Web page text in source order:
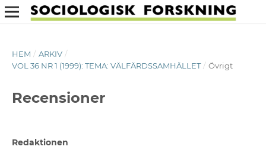
HEM / ARKIV /
VOL 36 NR 1 (1999): TEMA: VÄLFÄRDSSAMHÄLLET / Övrigt
Recensioner
Redaktionen